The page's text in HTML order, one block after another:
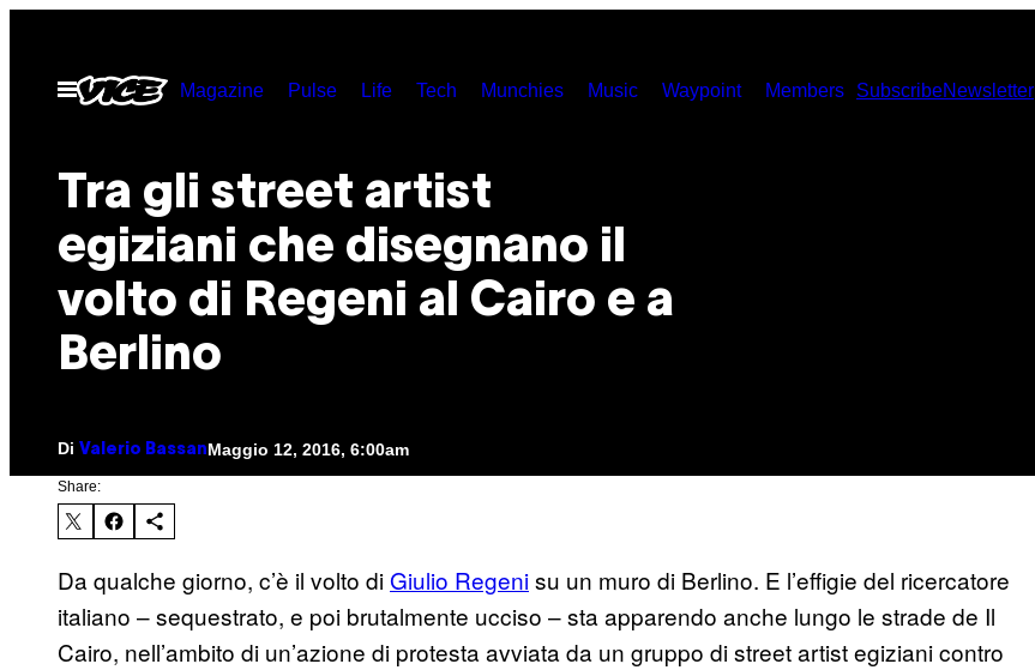
contenuto
Apri
Magazine Pulse Life Tech Munchies Music Waypoint Members SubscribeNewsletter
Tra gli street artist
egiziani che disegnano il
volto di Regeni al Cairo e a
Berlino
Di Valerio BassanMaggio 12, 2016, 6:00am
Share:
Da qualche giorno, c’è il volto di Giulio Regenisu un muro di Berlino. E l’effigie del ricercatore
italiano – sequestrato, e poi brutalmente ucciso – sta apparendo anche lungo le strade de Il
Cairo, nell’ambito di un’azione di protesta avviata da un gruppo di street artist egiziani contro